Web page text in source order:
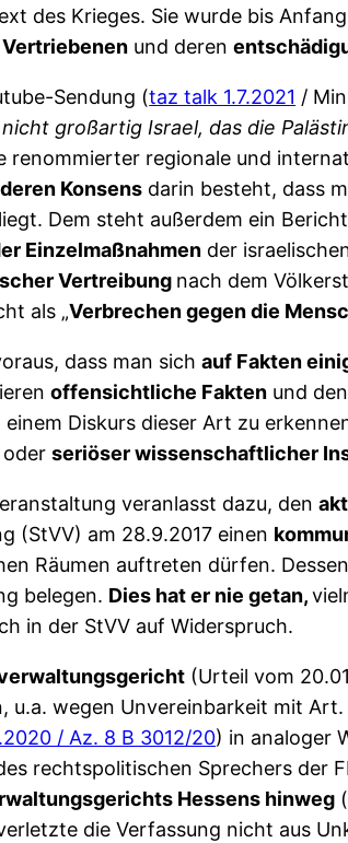
des Krieges. Sie wurde bis
und deren
Sendung (taz talk 1.7.2021 /
großartig Israel, das die
renommierter regionale und
deren Konsens darin besteht, dass
Dem steht außerdem ein
Einzelmaßnahmen der
Vertreibung nach dem
als „Verbrechen gegen die
dass man sichauf Fakten
offensichtliche Fakten und
einem Diskurs dieser Art zu
oderseriöser wissenschaftlicher
veranlasst dazu, den
(StVV) am 28.9.2017 einen
Räumen auftreten dürfen.
belegen. Dies hat er nie getan,
in der StVV auf Widerspruch.
(Urteil vom
u.a. wegen Unvereinbarkeit mit
/ Az. 8 B 3012/20) in analoger
rechtspolitischen Sprechers der
Hessens hinweg
die Verfassung nicht aus